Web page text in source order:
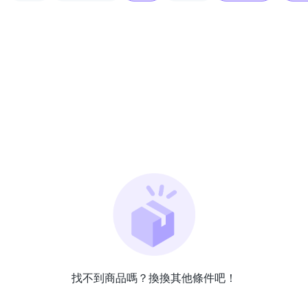
找不到商品嗎？換換其他條件吧！